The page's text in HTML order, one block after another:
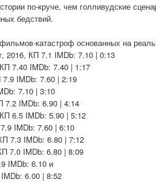
по-круче, чем голливудские
бедствий.
катастроф основанных на
2016, КП 7.1 IMDb: 7.10 | 0:13
7.40 IMDb: 7.40 | 1:17
IMDb: 7.60 | 2:19
7.10 | 3:10
7.2 IMDb: 6.90 | 4:14
6.5 IMDb: 5.90 | 5:12
IMDb: 7.60 | 6:10
7.3 IMDb: 6.80 | 7:12
7.0 IMDb: 6.80 | 8:09
IMDb: 6.10 и
6.00 | 8:52